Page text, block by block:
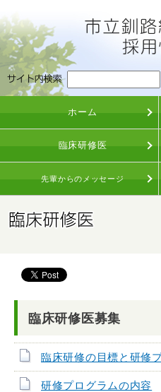
ホーム
臨床研修医
先輩からのメッセージ
臨床研修医募集
臨床研修の目標と研修
研修プログラムの内容